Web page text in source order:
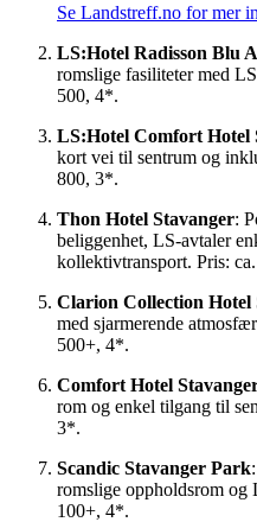
Se Landstreff.no for mer
LS:Hotel Radisson Blu
romslige fasiliteter med
500, 4*.
LS:Hotel Comfort Hotel
kort vei til sentrum og
800, 3*.
Thon Hotel Stavanger:
beliggenhet, LS-avtaler
kollektivtransport. Pris:
Clarion Collection Hotel
med sjarmerende
500+, 4*.
Comfort Hotel
rom og enkel tilgang til
3*.
Scandic Stavanger Park
romslige oppholdsrom og
100+, 4*.